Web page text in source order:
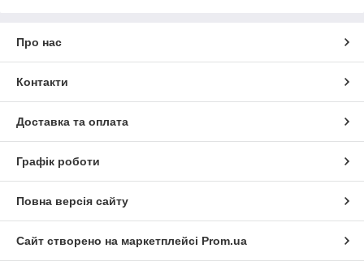
Про нас
Контакти
Доставка та оплата
Графік роботи
Повна версія сайту
Сайт створено на маркетплейсі Prom.ua